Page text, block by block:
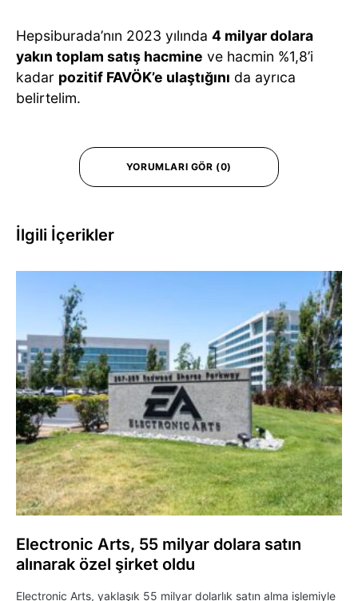
Hepsiburada’nın 2023 yılında 4 milyar dolara
yakın toplam satış hacmine ve hacmin %1,8’i
kadar pozitif FAVÖK’e ulaştığını da ayrıca
belirtelim.
YORUMLARI GÖR (0)
İlgili İçerikler
Electronic Arts, 55 milyar dolara satın
alınarak özel şirket oldu
Electronic Arts, yaklaşık 55 milyar dolarlık satın alma işlemiyle